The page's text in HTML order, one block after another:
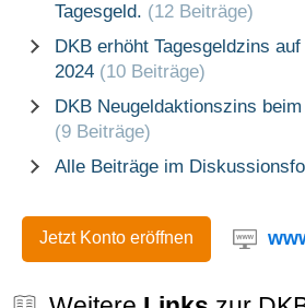
Tagesgeld. (12 Beiträge)
DKB erhöht Tagesgeldzins
2024 (10 Beiträge)
DKB Neugeldaktionszins beim
(9 Beiträge)
Alle Beiträge im
Jetzt Konto eröffnen